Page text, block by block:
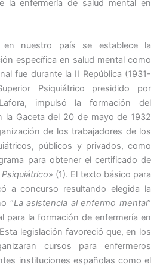
la enfermería de salud mental en
nuestro país se establece la
específica en salud mental como
fue durante la II República (1931-
Psiquiátrico presidido por
impulsó la formación del
la Gaceta del 20 de mayo de 1932
de los trabajadores de los
públicos y privados, como
para obtener el certificado de
» (1). El texto básico para
a concurso resultando elegida la
“La asistencia al enfermo mental”
para la formación de enfermería en
legislación favoreció que, en los
cursos para enfermeros
instituciones españolas como el